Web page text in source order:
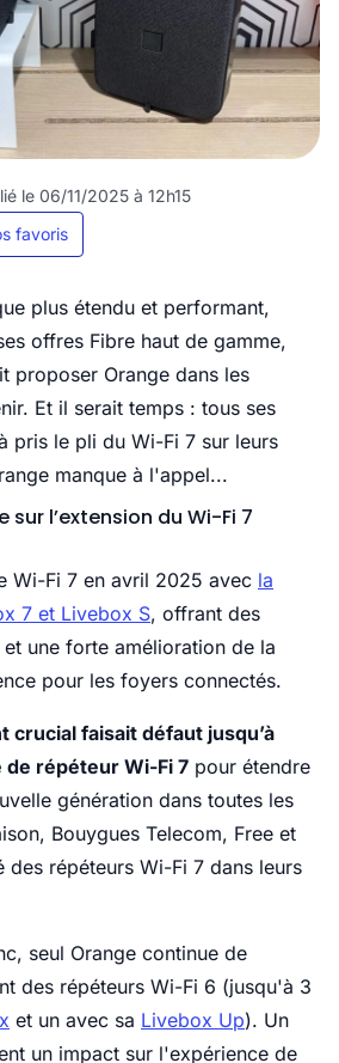
le 06/11/2025 à 12h15
favoris
plus étendu et performant,
offres Fibre haut de gamme,
proposer Orange dans les
Et il serait temps : tous ses
pris le pli du Wi-Fi 7 sur leurs
manque à l'appel...
l’extension du Wi-Fi 7
Wi-Fi 7 en avril 2025 avec la
7 et Livebox S, offrant des
une forte amélioration de la
pour les foyers connectés.
crucial faisait défaut jusqu’à
de répéteur Wi-Fi 7 pour étendre
génération dans toutes les
Bouygues Telecom, Free et
des répéteurs Wi-Fi 7 dans leurs
seul Orange continue de
des répéteurs Wi-Fi 6 (jusqu'à 3
et un avec sa Livebox Up). Un
un impact sur l'expérience de